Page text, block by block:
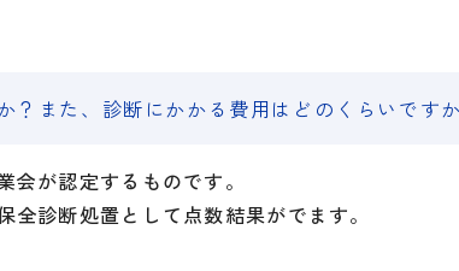
また、診断にかかる費用はどのくらいです
が認定するものです。
診断処置として点数結果がでます。